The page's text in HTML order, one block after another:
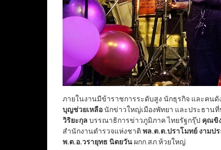
ภายในงานมีข้าราชการระดับสูง นักธุรกิจ และคน
บุญช่วยเหลือนักข่าวใหญ่เมืองพัทยา และประธาน
วิริยะกุล บรรณาธิการข่าวภูมิภาค ไทยรัฐกรุ๊ป คุณขิ
สำนักงานตำรวจแห่งชาติ พล.ต.ต.ปราโมทย์ งามป
พ.ต.อ.วรายุทธ นิตยวัน ผกก.สภ.ห้วยใหญ่